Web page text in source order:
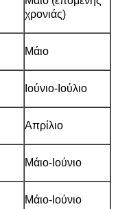
χρονιάς)
Μάιο
Ιούνιο-Ιούλιο
Απρίλιο
Μάιο-Ιούνιο
Μάιο-Ιούνιο